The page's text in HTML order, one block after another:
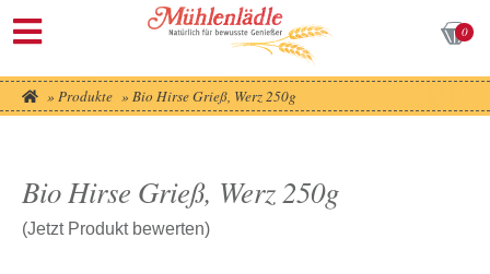
0
» Produkte » Bio Hirse Grieß, Werz 250g
Bio Hirse Grieß, Werz 250g
(Jetzt Produkt bewerten)